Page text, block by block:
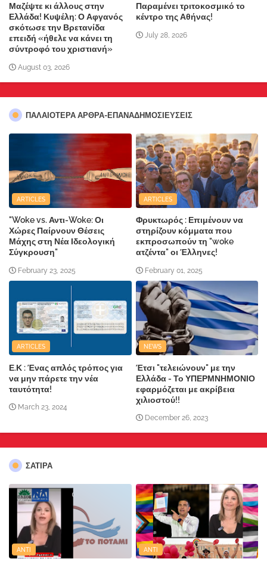
Μαζέψτε κι άλλους στην
Ελλάδα! Κυψέλη: Ο Αφγανός
σκότωσε την Βρετανίδα
επειδή «ήθελε να κάνει τη
σύντροφό του χριστιανή»
August 03, 2026
Παραμένει τριτοκοσμικό το
κέντρο της Αθήνας!
July 28, 2026
ΠΑΛΑΙΟΤΕΡΑ ΑΡΘΡΑ-ΕΠΑΝΑΔΗΜΟΣΙΕΥΣΕΙΣ
ARTICLES
"Woke vs. Αντι-Woke: Οι
Χώρες Παίρνουν Θέσεις
Μάχης στη Νέα Ιδεολογική
Σύγκρουση"
February 23, 2025
ARTICLES
Φρυκτωρός : Επιμένουν να
στηρίζουν κόμματα που
εκπροσωπούν τη "woke
ατζέντα" οι Έλληνες!
February 01, 2025
ARTICLES
Ε.Κ : Ένας απλός τρόπος για
να μην πάρετε την νέα
ταυτότητα!
March 23, 2024
NEWS
Έτσι "τελειώνουν" με την
Ελλάδα - Το ΥΠΕΡΜΝΗΜΟΝΙΟ
εφαρμόζεται με ακρίβεια
χιλιοστού!!
December 26, 2023
ΣΑΤΙΡΑ
ANTI ANTI